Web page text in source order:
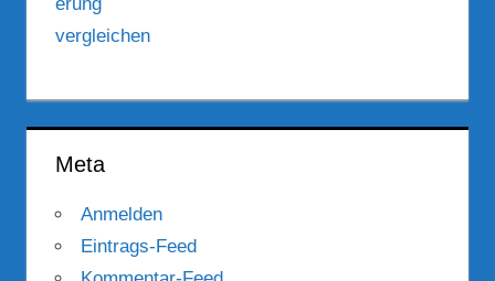
Meta
Anmelden
Eintrags-Feed